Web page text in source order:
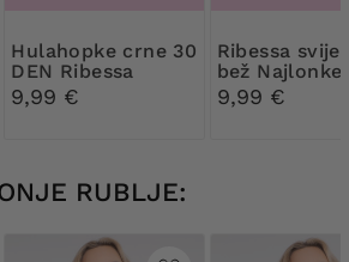
Hulahopke crne 30
DEN Ribessa
9,99 €
Ribessa svijetlo
bež Najlonke
DEN
9,99 €
RUBLJE: